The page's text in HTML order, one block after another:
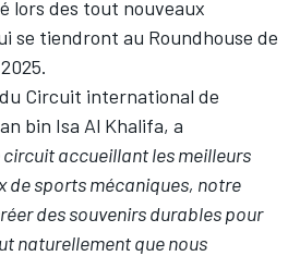
lors des tout nouveaux
se tiendront au Roundhouse de
Circuit international de
bin Isa Al Khalifa, a
circuit accueillant les meilleurs
de sports mécaniques, notre
des souvenirs durables pour
naturellement que nous